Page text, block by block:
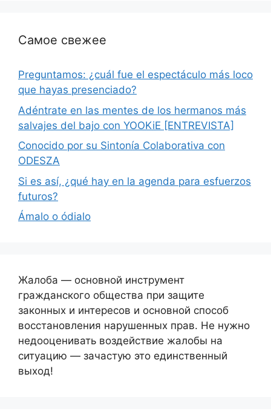
Самое свежее
Preguntamos: ¿cuál fue el espectáculo más loco
que hayas presenciado?
Adéntrate en las mentes de los hermanos más
salvajes del bajo con YOOKiE [ENTREVISTA]
Conocido por su Sintonía Colaborativa con
ODESZA
Si es así, ¿qué hay en la agenda para esfuerzos
futuros?
Ámalo o ódialo
Жалоба — основной инструмент
гражданского общества при защите
законных и интересов и основной способ
восстановления нарушенных прав. Не нужно
недооценивать воздействие жалобы на
ситуацию — зачастую это единственный
выход!